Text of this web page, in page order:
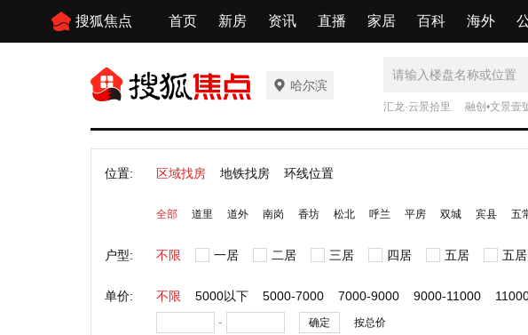
搜狐焦点 首页 新房 资讯 直播 家居 百科 海外
哈尔滨
汇龙·云景拾里 融创•文景壹
位置: 区域找房 地铁找房 环线位置
全部 道里 道外 南岗 香坊 松北 呼兰 平房 双城 宾县 五
户型: 不限 一居 二居 三居 四居 五居 五
单价: 不限 5000以下 5000-7000 7000-9000 9000-11000
-
确定 按总价